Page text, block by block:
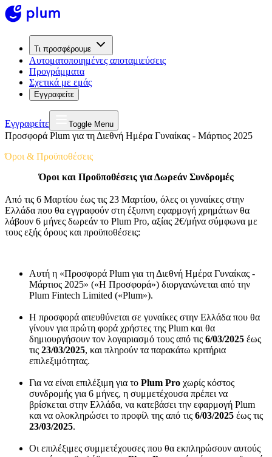
Τι προσφέρουμε
Αυτοματοποιημένες αποταμιεύσεις
Προγράμματα
Σχετικά με εμάς
Εγγραφείτε
Εγγραφείτε Toggle Menu
Προσφορά Plum για τη Διεθνή Ημέρα Γυναίκας - Μάρτιος 2025
Όροι & Προϋποθέσεις
Όροι και Προϋποθέσεις για Δωρεάν Συνδρομές
Από τις 6 Μαρτίου έως τις 23 Μαρτίου, όλες οι γυναίκες στην
Ελλάδα που θα εγγραφούν στη έξυπνη εφαρμογή χρημάτων θα
λάβουν 6 μήνες δωρεάν το Plum Pro, αξίας 2€/μήνα σύμφωνα με
τους εξής όρους και προϋποθέσεις:
Αυτή η «Προσφορά Plum για τη Διεθνή Ημέρα Γυναίκας -
Μάρτιος 2025» («Η Προσφορά») διοργανώνεται από την
Plum Fintech Limited («Plum»).
Η προσφορά απευθύνεται σε γυναίκες στην Ελλάδα που θα
γίνουν για πρώτη φορά χρήστες της Plum και θα
δημιουργήσουν τον λογαριασμό τους από τις 6/03/2025 έως
τις 23/03/2025, και πληρούν τα παρακάτω κριτήρια
επιλεξιμότητας.
Για να είναι επιλέξιμη για το Plum Pro χωρίς κόστος
συνδρομής για 6 μήνες, η συμμετέχουσα πρέπει να
βρίσκεται στην Ελλάδα, να κατεβάσει την εφαρμογή Plum
και να ολοκληρώσει το προφίλ της από τις 6/03/2025 έως τις
23/03/2025.
Οι επιλέξιμες συμμετέχουσες που θα εκπληρώσουν αυτούς